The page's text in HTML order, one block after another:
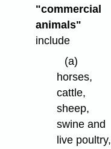
"commercial
animals"
include
(a)
horses,
cattle,
sheep,
swine and
live poultry,